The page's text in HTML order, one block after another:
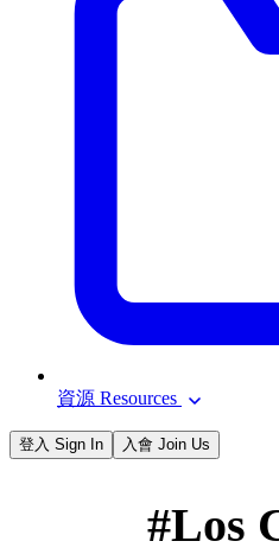
資源 Resources
登入 Sign In 入會 Join Us
#Los